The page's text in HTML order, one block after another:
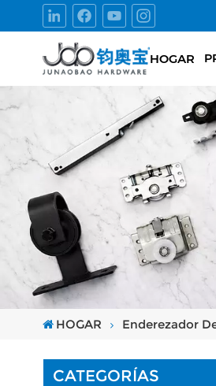
HOGAR
HOGAR Enderezador
CATEGORÍAS